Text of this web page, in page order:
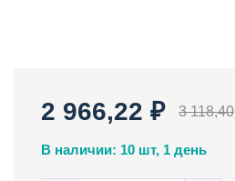
2 966,22 ₽ 3 118,40
В наличии: 10 шт, 1 день